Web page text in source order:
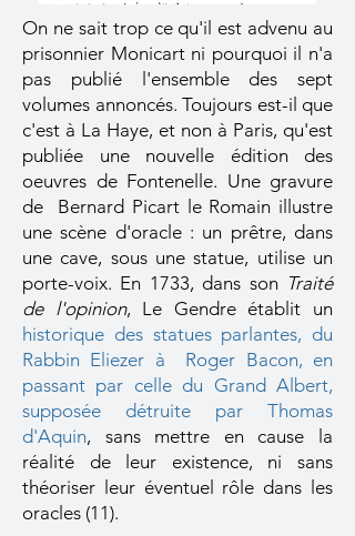
On ne sait trop ce qu'il est advenu au
prisonnier Monicart ni pourquoi il n'a
pas publié l'ensemble des sept
volumes annoncés. Toujours est-il que
c'est à La Haye, et non à Paris, qu'est
publiée une nouvelle édition des
oeuvres de Fontenelle. Une gravure
de
Bernard Picart le Romain illustre
une scène d'oracle : un prêtre, dans
une cave, sous une statue, utilise un
porte-voix. En 1733, dans son Traité
de l'opinion, Le Gendre établit un
historique des statues parlantes, du
Rabbin Eliezer à Roger Bacon, en
passant par celle du Grand Albert,
supposée détruite par Thomas
d'Aquin, sans mettre en cause la
réalité de leur existence, ni sans
théoriser leur éventuel rôle dans les
oracles (11).